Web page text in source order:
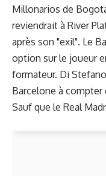
Millonarios de
reviendrait à River
après son "exil". Le
option sur le joueur
formateur. Di
Barcelone à compter
Sauf que le Real